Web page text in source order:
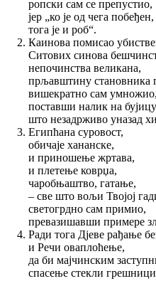
ропски сам се препустио,
јер „ко је од чега побеђен,
тога је и роб“.
Каинова помисао
Ситових синова
непочинства великана,
прљавштину становника
вишекратно сам умножио,
поставши налик на
што незадрживо уназад
Египћана суровост,
обичаје хананске,
и приношење жртава,
и плетење коврџа,
чаробњаштво, гатање,
– све што вољи Твојој
светогрдно сам примио,
превазишавши примере
Ради тога Дјеве рађање
и Речи оваплоћење,
да би мајчинским
спасење стекли грешници